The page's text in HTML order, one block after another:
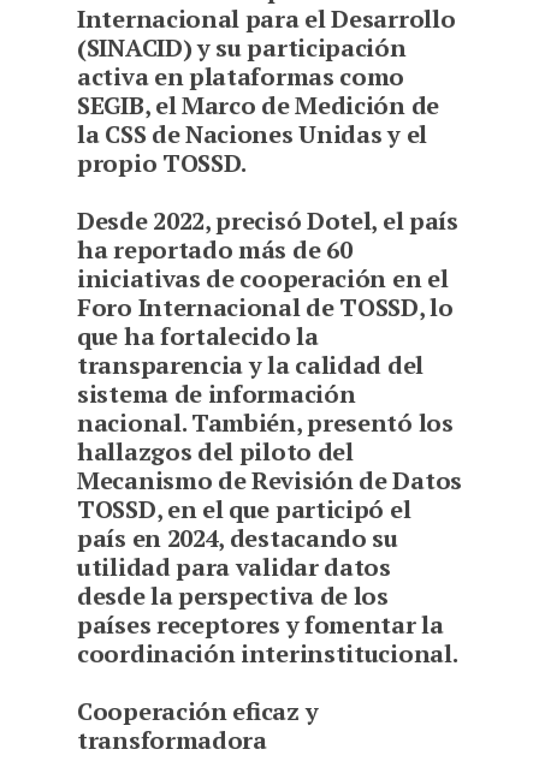
Internacional para el Desarrollo
(SINACID) y su participación
activa en plataformas como
SEGIB, el Marco de Medición de
la CSS de Naciones Unidas y el
propio TOSSD.
Desde 2022, precisó Dotel, el país
ha reportado más de 60
iniciativas de cooperación en el
Foro Internacional de TOSSD, lo
que ha fortalecido la
transparencia y la calidad del
sistema de información
nacional. También, presentó los
hallazgos del piloto del
Mecanismo de Revisión de Datos
TOSSD, en el que participó el
país en 2024, destacando su
utilidad para validar datos
desde la perspectiva de los
países receptores y fomentar la
coordinación interinstitucional.
Cooperación eficaz y
transformadora